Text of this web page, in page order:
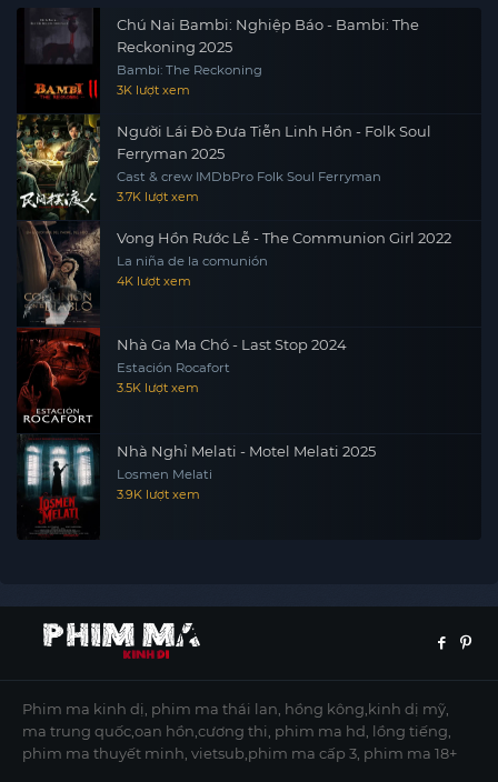
Chú Nai Bambi: Nghiệp Báo - Bambi: The
Reckoning 2025
Bambi: The Reckoning
3K lượt xem
Người Lái Đò Đưa Tiễn Linh Hồn - Folk Soul
Ferryman 2025
Cast & crew IMDbPro Folk Soul Ferryman
3.7K lượt xem
Vong Hồn Rước Lễ - The Communion Girl 2022
La niña de la comunión
4K lượt xem
Nhà Ga Ma Chó - Last Stop 2024
Estación Rocafort
3.5K lượt xem
Nhà Nghỉ Melati - Motel Melati 2025
Losmen Melati
3.9K lượt xem
Phim ma kinh dị, phim ma thái lan, hồng kông,kinh dị mỹ,
ma trung quốc,oan hồn,cương thi, phim ma hd, lồng tiếng,
phim ma thuyết minh, vietsub,phim ma cấp 3, phim ma 18+